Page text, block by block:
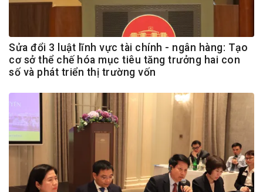
Sửa đổi 3 luật lĩnh vực tài chính - ngân hàng: Tạo
cơ sở thể chế hóa mục tiêu tăng trưởng hai con
số và phát triển thị trường vốn